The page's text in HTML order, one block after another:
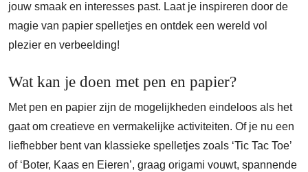
jouw smaak en interesses past. Laat je inspireren door de
magie van papier spelletjes en ontdek een wereld vol
plezier en verbeelding!
Wat kan je doen met pen en papier?
Met pen en papier zijn de mogelijkheden eindeloos als het
gaat om creatieve en vermakelijke activiteiten. Of je nu een
liefhebber bent van klassieke spelletjes zoals ‘Tic Tac Toe’
of ‘Boter, Kaas en Eieren’, graag origami vouwt, spannende